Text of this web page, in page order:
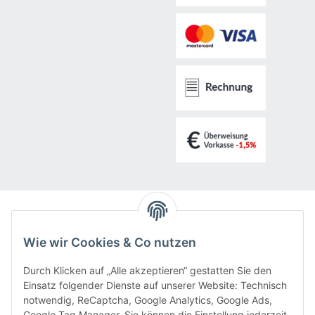
Rechner
Wie wir Cookies & Co nutzen
Durch Klicken auf „Alle akzeptieren“ gestatten Sie den
Einsatz folgender Dienste auf unserer Website: Technisch
notwendig, ReCaptcha, Google Analytics, Google Ads,